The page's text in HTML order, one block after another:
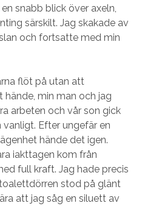
snabb blick över axeln,
särskilt. Jag skakade av
och fortsatte med min
flöt på utan att
hände, min man och jag
arbeten och vår son gick
Efter ungefär en
hände det igen.
iakttagen kom från
full kraft. Jag hade precis
stod på glänt
att jag såg en siluett av